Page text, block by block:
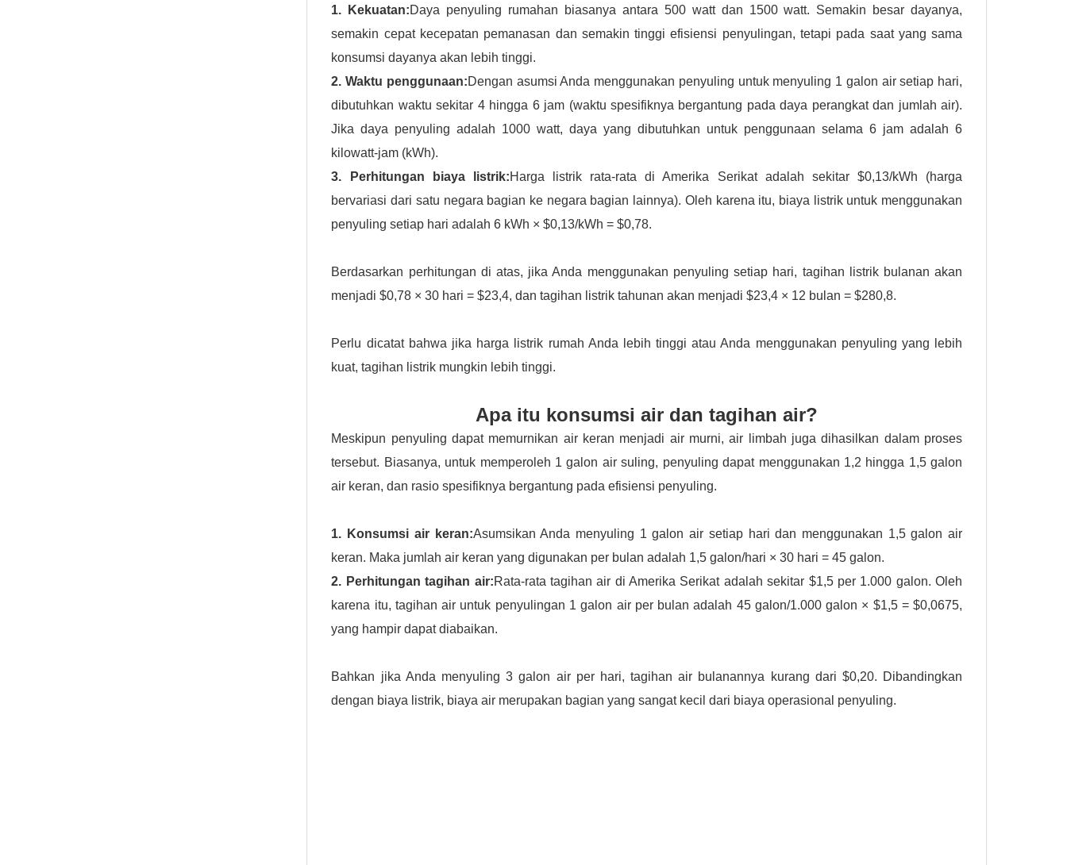
1. Kekuatan:Daya penyuling rumahan biasanya antara 500 watt dan 1500 watt. Semakin besar dayanya,
semakin cepat kecepatan pemanasan dan semakin tinggi efisiensi penyulingan, tetapi pada saat yang sama
konsumsi dayanya akan lebih tinggi.
2. Waktu penggunaan:Dengan asumsi Anda menggunakan penyuling untuk menyuling 1 galon air setiap hari,
dibutuhkan waktu sekitar 4 hingga 6 jam (waktu spesifiknya bergantung pada daya perangkat dan jumlah air).
Jika daya penyuling adalah 1000 watt, daya yang dibutuhkan untuk penggunaan selama 6 jam adalah 6
kilowatt-jam (kWh).
3. Perhitungan biaya listrik:Harga listrik rata-rata di Amerika Serikat adalah sekitar $0,13/kWh (harga
bervariasi dari satu negara bagian ke negara bagian lainnya). Oleh karena itu, biaya listrik untuk menggunakan
penyuling setiap hari adalah 6 kWh × $0,13/kWh = $0,78.
Berdasarkan perhitungan di atas, jika Anda menggunakan penyuling setiap hari, tagihan listrik bulanan akan
menjadi $0,78 × 30 hari = $23,4, dan tagihan listrik tahunan akan menjadi $23,4 × 12 bulan = $280,8.
Perlu dicatat bahwa jika harga listrik rumah Anda lebih tinggi atau Anda menggunakan penyuling yang lebih
kuat, tagihan listrik mungkin lebih tinggi.
Apa itu konsumsi air dan tagihan air?
Meskipun penyuling dapat memurnikan air keran menjadi air murni, air limbah juga dihasilkan dalam proses
tersebut. Biasanya, untuk memperoleh 1 galon air suling, penyuling dapat menggunakan 1,2 hingga 1,5 galon
air keran, dan rasio spesifiknya bergantung pada efisiensi penyuling.
1. Konsumsi air keran:Asumsikan Anda menyuling 1 galon air setiap hari dan menggunakan 1,5 galon air
keran. Maka jumlah air keran yang digunakan per bulan adalah 1,5 galon/hari × 30 hari = 45 galon.
2. Perhitungan tagihan air:Rata-rata tagihan air di Amerika Serikat adalah sekitar $1,5 per 1.000 galon. Oleh
karena itu, tagihan air untuk penyulingan 1 galon air per bulan adalah 45 galon/1.000 galon × $1,5 = $0,0675,
yang hampir dapat diabaikan.
Bahkan jika Anda menyuling 3 galon air per hari, tagihan air bulanannya kurang dari $0,20. Dibandingkan
dengan biaya listrik, biaya air merupakan bagian yang sangat kecil dari biaya operasional penyuling.